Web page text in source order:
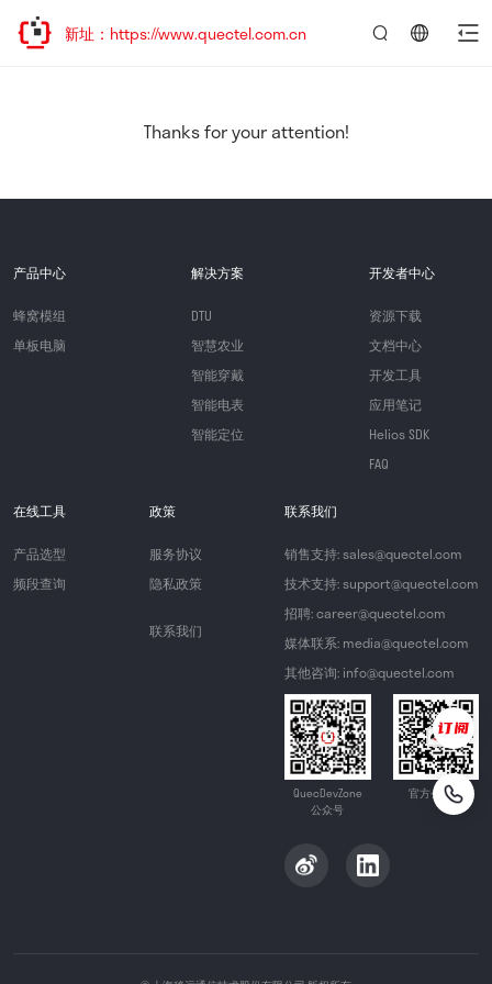
迎访问新址：https://www.quectel.com.cn
Thanks for your attention!
产品中心
蜂窝模组
单板电脑
解决方案
DTU
智慧农业
智能穿戴
智能电表
智能定位
开发者中心
资源下载
文档中心
开发工具
应用笔记
Helios SDK
FAQ
在线工具
产品选型
频段查询
政策
服务协议
隐私政策
联系我们
联系我们
销售支持: sales@quectel.com
技术支持: support@quectel.com
招聘: career@quectel.com
媒体联系: media@quectel.com
其他咨询: info@quectel.com
QuecDevZone
公众号
官方公众号